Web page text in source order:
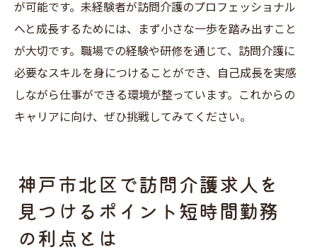
が可能です。未経験者が訪問介護のプロフェッショナル
へと成長するためには、まず小さな一歩を踏み出すこと
が大切です。職場での経験や研修を通じて、訪問介護に
必要なスキルを身につけることができ、自己成長を実感
しながら仕事ができる環境が整っています。これからの
キャリアに向け、ぜひ挑戦してみてください。
神戸市北区で訪問介護求人を
見つけるポイント短時間勤務
の利点とは